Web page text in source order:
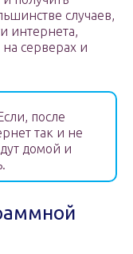
случаев,
интернета,
серверах и
после
так и не
домой и